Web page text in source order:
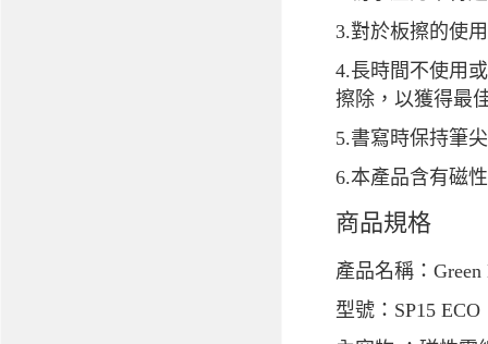
3.對於板擦的使
4.長時間不使用
擦除，以獲得最
5.書寫時保持筆
6.本產品含有磁
商品規格
產品名稱：
型號：SP15 ECO